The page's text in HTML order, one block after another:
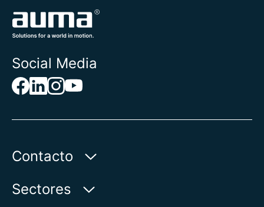
Social Media
Contacto
AUMA Riester
Sectores